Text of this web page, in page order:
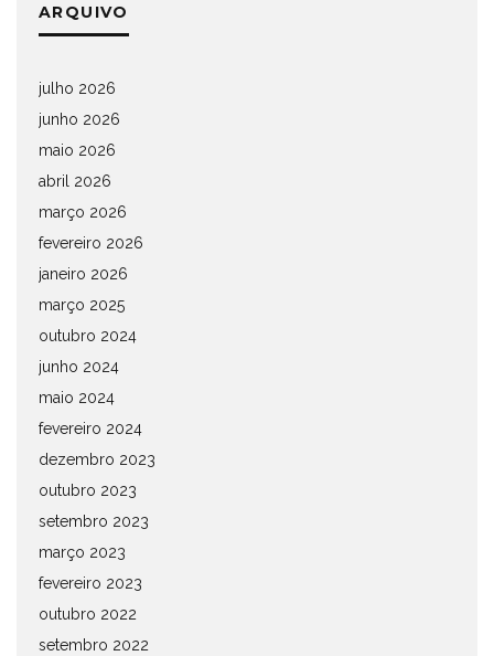
ARQUIVO
julho 2026
junho 2026
maio 2026
abril 2026
março 2026
fevereiro 2026
janeiro 2026
março 2025
outubro 2024
junho 2024
maio 2024
fevereiro 2024
dezembro 2023
outubro 2023
setembro 2023
março 2023
fevereiro 2023
outubro 2022
setembro 2022